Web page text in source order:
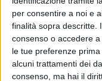
per consentire a noi e
finalità sopra descritte.
consenso o accedere
le tue preferenze prima
alcuni trattamenti dei
consenso, ma hai il
NOTIZIE E